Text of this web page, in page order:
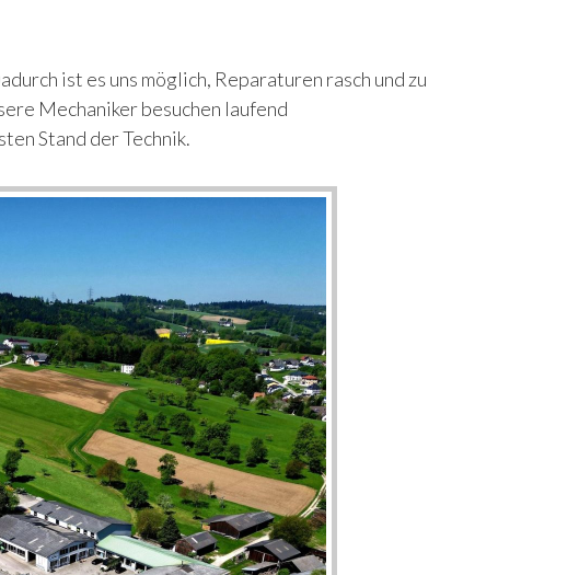
ist es uns möglich, Reparaturen rasch und zu
Mechaniker besuchen laufend
Stand der Technik.